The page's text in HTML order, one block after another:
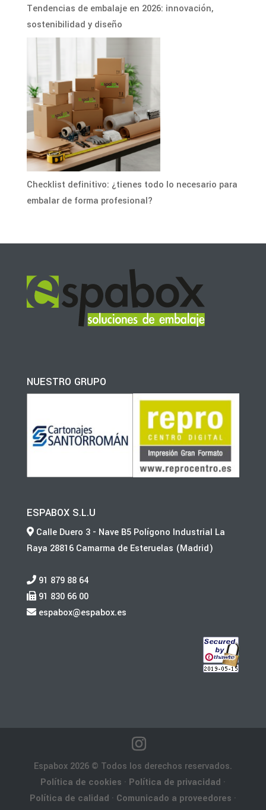
Tendencias de embalaje en 2026: innovación,
sostenibilidad y diseño
Checklist definitivo: ¿tienes todo lo necesario para
embalar de forma profesional?
NUESTRO GRUPO
ESPABOX S.L.U
Calle Duero 3 - Nave B5 Polígono Industrial La
Raya 28816 Camarma de Esteruelas (Madrid)
91 879 88 64
91 830 66 00
espabox@espabox.es
Espabox 2026 © Todos los derechos reservados.
Política de cookies · Política de privacidad ·
Política de calidad · Comunicado a proveedores ·